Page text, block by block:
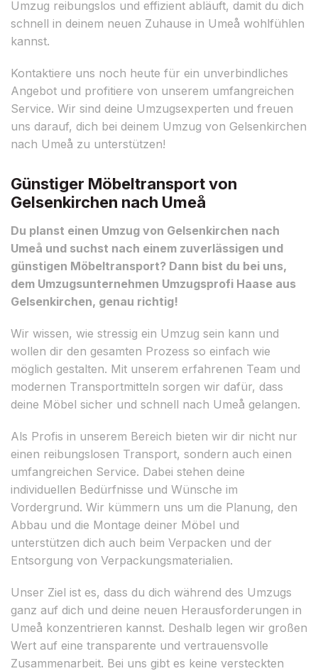
Umzug reibungslos und effizient abläuft, damit du dich
schnell in deinem neuen Zuhause in Umeå wohlfühlen
kannst.
Kontaktiere uns noch heute für ein unverbindliches
Angebot und profitiere von unserem umfangreichen
Service. Wir sind deine Umzugsexperten und freuen
uns darauf, dich bei deinem Umzug von Gelsenkirchen
nach Umeå zu unterstützen!
Günstiger Möbeltransport von
Gelsenkirchen nach Umeå
Du planst einen Umzug von Gelsenkirchen nach
Umeå und suchst nach einem zuverlässigen und
günstigen Möbeltransport? Dann bist du bei uns,
dem Umzugsunternehmen Umzugsprofi Haase aus
Gelsenkirchen, genau richtig!
Wir wissen, wie stressig ein Umzug sein kann und
wollen dir den gesamten Prozess so einfach wie
möglich gestalten. Mit unserem erfahrenen Team und
modernen Transportmitteln sorgen wir dafür, dass
deine Möbel sicher und schnell nach Umeå gelangen.
Als Profis in unserem Bereich bieten wir dir nicht nur
einen reibungslosen Transport, sondern auch einen
umfangreichen Service. Dabei stehen deine
individuellen Bedürfnisse und Wünsche im
Vordergrund. Wir kümmern uns um die Planung, den
Abbau und die Montage deiner Möbel und
unterstützen dich auch beim Verpacken und der
Entsorgung von Verpackungsmaterialien.
Unser Ziel ist es, dass du dich während des Umzugs
ganz auf dich und deine neuen Herausforderungen in
Umeå konzentrieren kannst. Deshalb legen wir großen
Wert auf eine transparente und vertrauensvolle
Zusammenarbeit. Bei uns gibt es keine versteckten